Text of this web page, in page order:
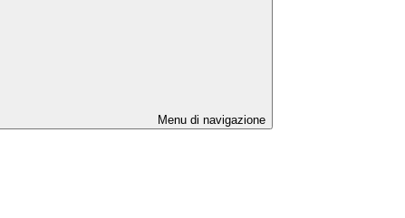
Menu di navigazione